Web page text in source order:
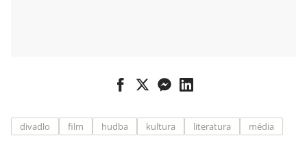
divadlo film hudba kultura literatura média